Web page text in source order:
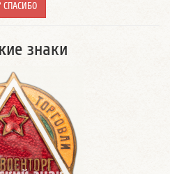
СПАСИБО
знаки